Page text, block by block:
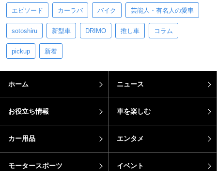
エピソード カーラバ バイク 芸能人・有名人の愛車
sotoshiru 新型車 DRIMO 推し車 コラム
pickup 新着
ホーム ニュース
お役立ち情報 車を楽しむ
カー用品 エンタメ
モータースポーツ イベント